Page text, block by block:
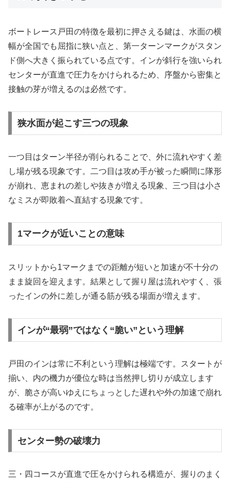
ボートレース戸田の特徴を最初に押さえる鍵は、水面の横
幅が全国でも屈指に狭い点と、第一ターンマークがスタン
ド側へ大きく振られている点です。インが斜行を強いられ
センターが直進で圧力をかけられるため、序盤から密集と
接触の芽が増えるのは必然です。
狭水面が起こす三つの現象
一つ目はターン半径が削られることで、外に流れやすく差
し場が残る現象です。二つ目は攻め手が被った瞬間に隊形
が崩れ、恵まれの差しや抜きが増える現象、三つ目は小さ
なミスが即敗着へ直結する現象です。
1マークが近いことの意味
スリットから1マークまでの距離が短いと加速が不十分の
まま旋回を迎えます。結果として握り屋は流れやすく、張
ったインの外に差しが通る筋が残る場面が増えます。
インが“最弱”ではなく“脆い”という理解
戸田のインは常に不利という理解は極端です。スタートが
揃い、内の機力が優位な時は当然押し切りが成立します
が、脆さが高いゆえにちょっとした遅れや外の加速で崩れ
る確率が上がるのです。
センター勢の破壊力
三・四コースが直進で圧をかけられる構造が、握りのまく